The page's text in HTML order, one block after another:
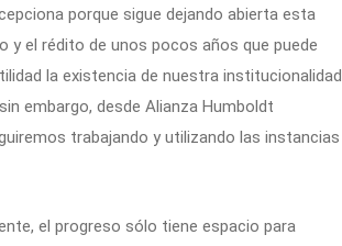
porque sigue dejando abierta esta
el rédito de unos pocos años que puede
la existencia de nuestra institucionalidad
embargo, desde Alianza Humboldt
trabajando y utilizando las instancias
el progreso sólo tiene espacio para